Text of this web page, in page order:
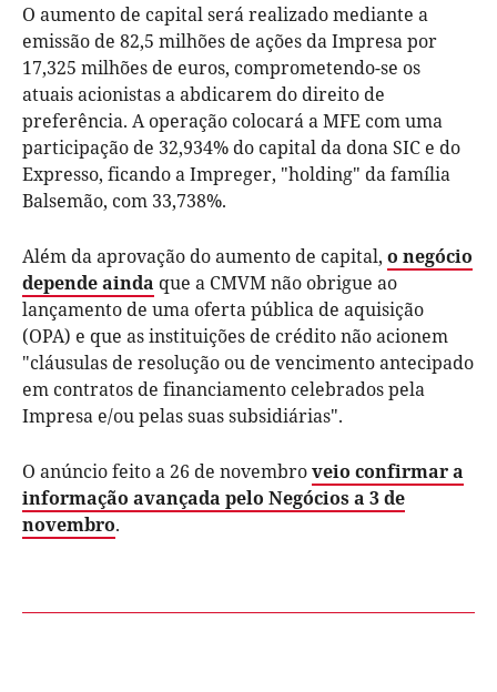
O aumento de capital será realizado mediante a
emissão de 82,5 milhões de ações da Impresa por
17,325 milhões de euros, comprometendo-se os
atuais acionistas a abdicarem do direito de
preferência. A operação colocará a MFE com uma
participação de 32,934% do capital da dona SIC e do
Expresso, ficando a Impreger, "holding" da família
Balsemão, com 33,738%.
Além da aprovação do aumento de capital, o negócio
depende ainda que a CMVM não obrigue ao
lançamento de uma oferta pública de aquisição
(OPA) e que as instituições de crédito não acionem
"cláusulas de resolução ou de vencimento antecipado
em contratos de financiamento celebrados pela
Impresa e/ou pelas suas subsidiárias".
O anúncio feito a 26 de novembroveio confirmar a
informação avançada pelo Negócios a 3 de
novembro.